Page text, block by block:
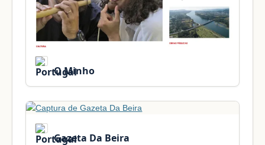
O Minho
Gazeta Da Beira